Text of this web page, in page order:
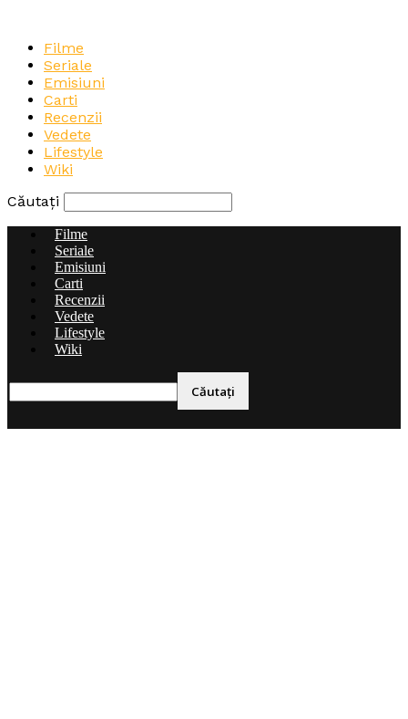
Filme
Seriale
Emisiuni
Carti
Recenzii
Vedete
Lifestyle
Wiki
Căutați
Filme
Seriale
Emisiuni
Carti
Recenzii
Vedete
Lifestyle
Wiki